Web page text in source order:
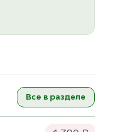
Все в разделе
Addi Novel Круговые спицы 80